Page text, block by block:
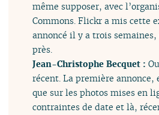
même supposer, avec
Commons. Flickr a mis cette
annoncé il y a trois
près.
Jean-Christophe Becquet :
récent. La première
que sur les photos mises en
contraintes de date et là,